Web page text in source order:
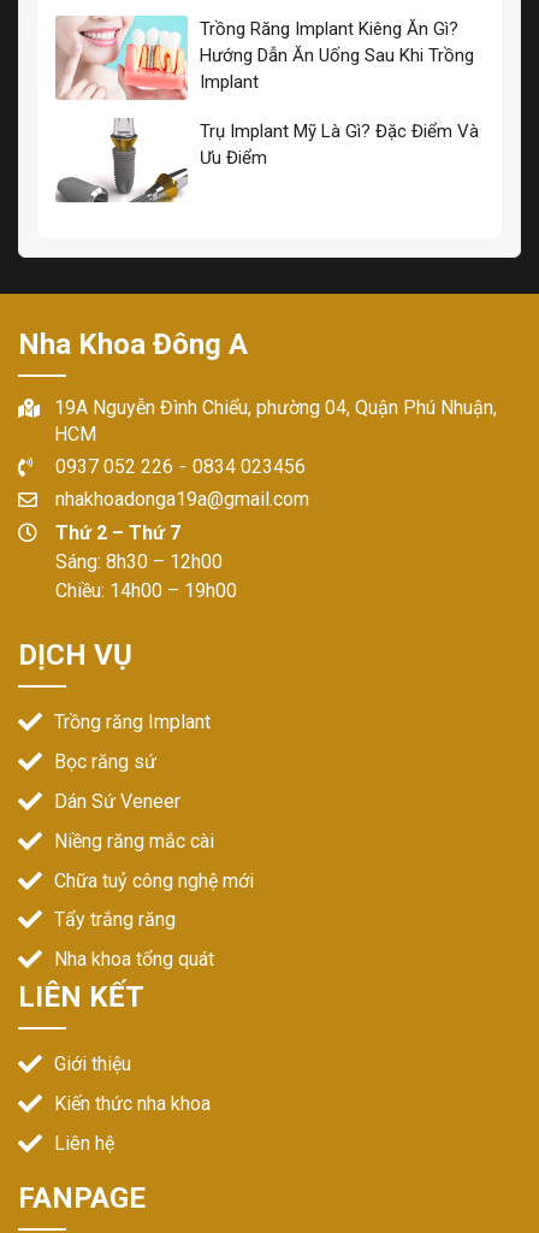
Trồng Răng Implant Kiêng Ăn Gì?
Hướng Dẫn Ăn Uống Sau Khi Trồng
Implant
Trụ Implant Mỹ Là Gì? Đặc Điểm Và
Ưu Điểm
Nha Khoa Đông A
19A Nguyễn Đình Chiểu, phường 04, Quận Phú Nhuận,
HCM
0937 052 226 - 0834 023456
nhakhoadonga19a@gmail.com
Thứ 2 – Thứ 7
Sáng: 8h30 – 12h00
Chiều: 14h00 – 19h00
DỊCH VỤ
Trồng răng Implant
Bọc răng sứ
Dán Sứ Veneer
Niềng răng mắc cài
Chữa tuỷ công nghệ mới
Tẩy trắng răng
Nha khoa tổng quát
LIÊN KẾT
Giới thiệu
Kiến thức nha khoa
Liên hệ
FANPAGE